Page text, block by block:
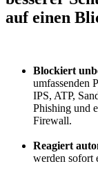
auf einen
Blockiert
umfassenden
IPS, ATP,
Phishing und
Firewall.
Reagiert
werden sofort